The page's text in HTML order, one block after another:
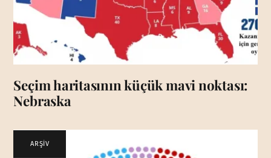
Seçim haritasının küçük mavi noktası:
Nebraska
ARŞİV